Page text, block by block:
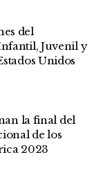
del
Juvenil y
Unidos
la final del
de los
2023